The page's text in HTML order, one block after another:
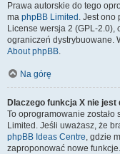
Prawa autorskie do tego
ma phpBB Limited . Jest ono
License wersja 2 (GPL-2.0),
ograniczeń dystrybuowane.
About phpBB.
Na górę
Dlaczego funkcja X nie jest
To oprogramowanie
Limited. Jeśli uważasz, że
phpBB Ideas Centre, gdzie
zaproponować nowe funkcje.